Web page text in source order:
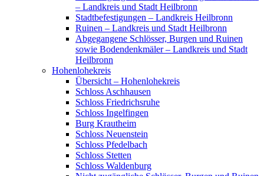
– Landkreis und Stadt Heilbronn
Stadtbefestigungen – Landkreis Heilbronn
Ruinen – Landkreis und Stadt Heilbronn
Abgegangene Schlösser, Burgen und Ruinen
sowie Bodendenkmäler – Landkreis und Stadt
Heilbronn
Hohenlohekreis
Übersicht – Hohenlohekreis
Schloss Aschhausen
Schloss Friedrichsruhe
Schloss Ingelfingen
Burg Krautheim
Schloss Neuenstein
Schloss Pfedelbach
Schloss Stetten
Schloss Waldenburg